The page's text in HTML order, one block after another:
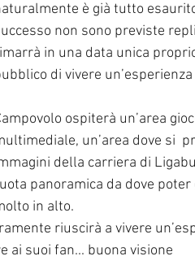
Intervista alla RADIO
è già tutto
non sono previste
in una data unica
di vivere
ospiterà un’area
un’area dove si
della carriera di
panoramica da dove
in alto.
riuscirà a vivere
ai suoi fan... buona visione